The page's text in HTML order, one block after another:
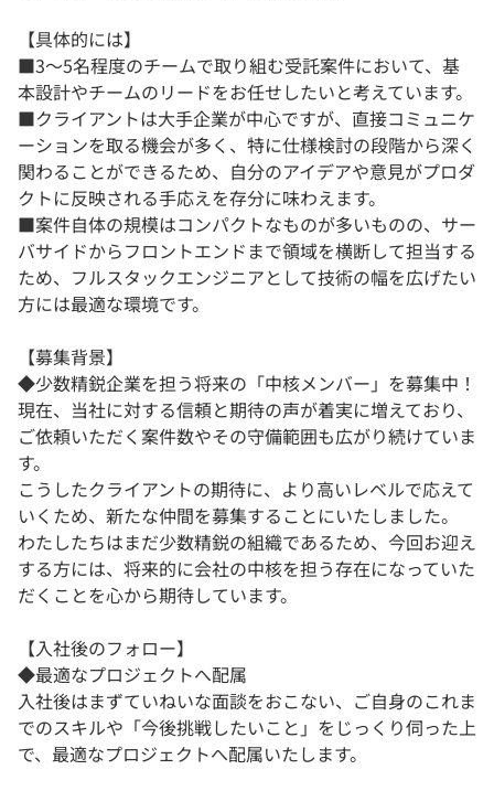
【具体的には】
■3〜5名程度のチームで取り組む受託案件において、基
本設計やチームのリードをお任せしたいと考えています。
■クライアントは大手企業が中心ですが、直接コミュニケ
ーションを取る機会が多く、特に仕様検討の段階から深く
関わることができるため、自分のアイデアや意見がプロダ
クトに反映される手応えを存分に味わえます。
■案件自体の規模はコンパクトなものが多いものの、サー
バサイドからフロントエンドまで領域を横断して担当する
ため、フルスタックエンジニアとして技術の幅を広げたい
方には最適な環境です。
【募集背景】
◆少数精鋭企業を担う将来の「中核メンバー」を募集中！
現在、当社に対する信頼と期待の声が着実に増えており、
ご依頼いただく案件数やその守備範囲も広がり続けていま
す。
こうしたクライアントの期待に、より高いレベルで応えて
いくため、新たな仲間を募集することにいたしました。
わたしたちはまだ少数精鋭の組織であるため、今回お迎え
する方には、将来的に会社の中核を担う存在になっていた
だくことを心から期待しています。
【入社後のフォロー】
◆最適なプロジェクトへ配属
入社後はまずていねいな面談をおこない、ご自身のこれま
でのスキルや「今後挑戦したいこと」をじっくり伺った上
で、最適なプロジェクトへ配属いたします。